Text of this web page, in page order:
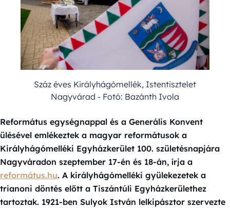
Száz éves Királyhágómellék, Istentisztelet
Nagyvárad - Fotó: Bazánth Ivola
Református egységnappal és a Generális Konvent
ülésével emlékeztek a magyar reformátusok a
Királyhágómelléki Egyházkerület 100. születésnapjára
Nagyváradon szeptember 17-én és 18-án, írja a
református.hu. A királyhágómelléki gyülekezetek a
trianoni döntés előtt a Tiszántúli Egyházkerülethez
tartoztak. 1921-ben Sulyok István lelkipásztor szervezte